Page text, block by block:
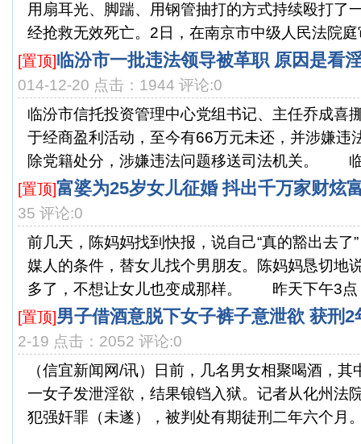
用扇耳光、脚踹、用钢管抽打的方式持续殴打了
经抢救无效死亡。2日，在南京市中级人民法院庭
[置顶]临汾市一批违法领导被革职 原因是看
014-12-20 点击：1944 评论:0
临汾市信托投资管理中心党组书记、主任乔成喜
于经商盈利活动，至今有66万元未还，并涉嫌违
除党籍处分，涉嫌违法问题移送司法机关。
[置顶]富婆为25岁女儿征婚 抖出千万家财炫
35 评论:0
前几天，陈妈妈找到快报，说自己“真的豁出去了
媒人的条件，替女儿找个男朋友。陈妈妈恳切地
多了，不想让女儿也变成那样。 昨天下午3点
[置顶]男子借酒意脱下女子裤子意泄欲 获刑2
2-19 点击：2052 评论:0
（信宜新闻网/讯）日前，几名男女相聚喝酒，
一女子发泄淫欲，结果锒铛入狱。记者从化州法
犯强奸罪（未遂），被判处有期徒刑二年六个